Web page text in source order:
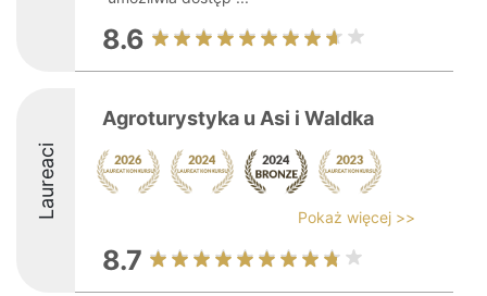
8.6
Laureaci
Agroturystyka u Asi i Waldka
Pokaż więcej >>
8.7